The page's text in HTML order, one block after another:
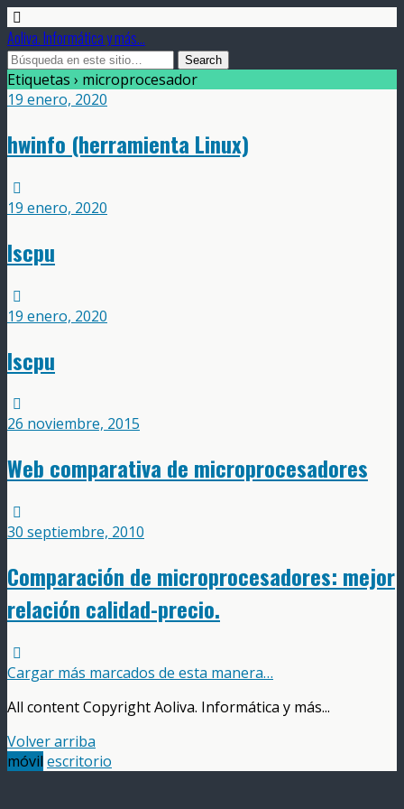
Aoliva. Informática y más...
Etiquetas › microprocesador
19 enero, 2020
hwinfo (herramienta Linux)
19 enero, 2020
lscpu
19 enero, 2020
lscpu
26 noviembre, 2015
Web comparativa de microprocesadores
30 septiembre, 2010
Comparación de microprocesadores: mejor
relación calidad-precio.
Cargar más marcados de esta manera…
All content Copyright Aoliva. Informática y más...
Volver arriba
móvil escritorio